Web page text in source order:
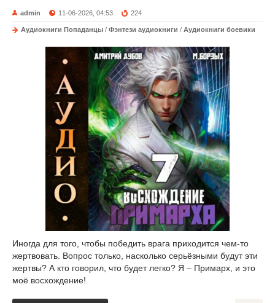
admin 11-06-2026, 04:53 224
Аудиокниги Попаданцы / Фэнтези аудиокниги / Аудиокниги боевики
Иногда для того, чтобы победить врага приходится чем-то
жертвовать. Вопрос только, насколько серьёзными будут эти
жертвы? А кто говорил, что будет легко? Я – Примарх, и это
моё восхождение!